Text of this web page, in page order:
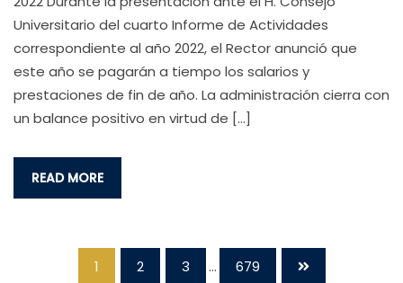
Universitario del cuarto Informe de Actividades
correspondiente al año 2022, el Rector anunció que
este año se pagarán a tiempo los salarios y
prestaciones de fin de año. La administración cierra con
un balance positivo en virtud de […]
READ MORE
1 2 3 ... 679